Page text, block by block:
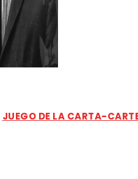
JUEGO DE LA CARTA-